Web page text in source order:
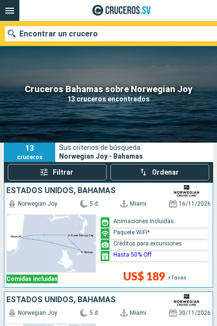
Cruceros Bahamas sobre Norwegian Joy
13 cruceros encontrados
Encontrar un crucero
Nuestros destinos
Fecha de salida
Puertos Compañías
Buscar
13
cruceros
Sus criterios de búsqueda:
Norwegian Joy - Bahamas
Filtrar Ordenar
ESTADOS UNIDOS, BAHAMAS
Comidas incluidas
Norwegian Joy 5 d Miami 16/11/2026
US$ 189 +Tasas
Animaciones Incluidas
Paquete WiFi*
Créditos para excursiones
Hasta 50% Off
ESTADOS UNIDOS, BAHAMAS
Norwegian Joy 5 d Miami 30/11/2026